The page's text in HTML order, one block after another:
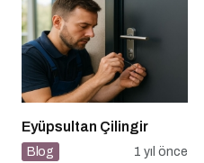
Eyüpsultan Çilingir
Blog 1 yıl önce